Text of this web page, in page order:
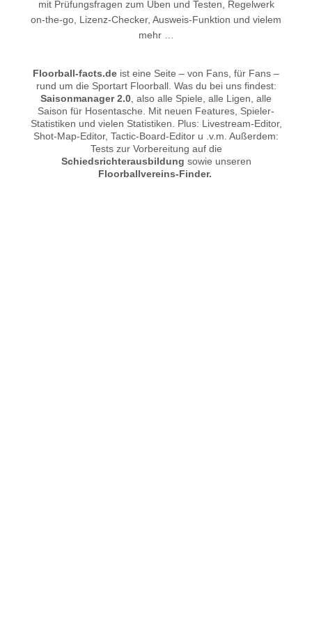
mit Prüfungsfragen zum Üben und Testen, Regelwerk
on-the-go, Lizenz-Checker, Ausweis-Funktion und vielem
mehr …
Floorball-facts.de ist eine Seite – von Fans, für Fans –
rund um die Sportart Floorball. Was du bei uns findest:
Saisonmanager 2.0, also alle Spiele, alle Ligen, alle
Saison für Hosentasche. Mit neuen Features, Spieler-
Statistiken und vielen Statistiken. Plus: Livestream-Editor,
Shot-Map-Editor, Tactic-Board-Editor u .v.m. Außerdem:
Tests zur Vorbereitung auf die
Schiedsrichterausbildung sowie unseren
Floorballvereins-Finder.